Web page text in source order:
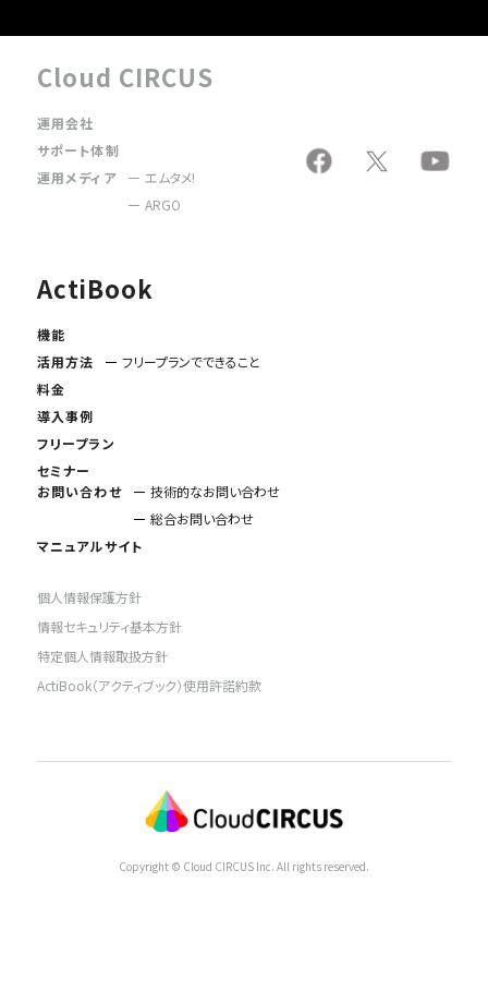
Cloud CIRCUS
運用会社
サポート体制
運用メディア
エムタメ!
ARGO
ActiBook
機能
活用方法
フリープランでできること
料金
導入事例
フリープラン
セミナー
お問い合わせ
技術的なお問い合わせ
総合お問い合わせ
マニュアルサイト
個人情報保護方針
情報セキュリティ基本方針
特定個人情報取扱方針
ActiBook（アクティブック）使用許諾約款
Copyright © Cloud CIRCUS Inc. All rights reserved.